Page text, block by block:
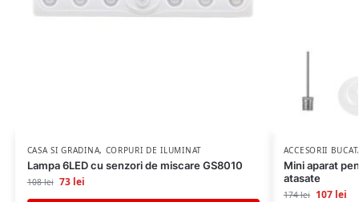
CASA SI GRADINA, CORPURI DE ILUMINAT
Lampa 6LED cu senzori de miscare GS8010
108lei 73 lei
ACCESORII
Mini aparat
atasate
174lei 107 lei